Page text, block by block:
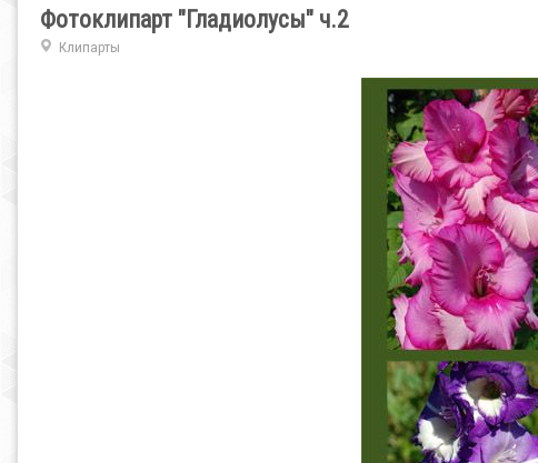
Фотоклипарт "Гладиолусы" ч.2
Клипарты